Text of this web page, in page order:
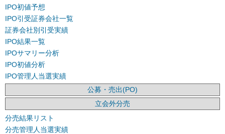
IPO初値予想
IPO引受証券会社一覧
証券会社別引受実績
IPO結果一覧
IPOサマリー分析
IPO初値分析
IPO管理人当選実績
公募・売出(PO)
立会外分売
分売結果リスト
分売管理人当選実績